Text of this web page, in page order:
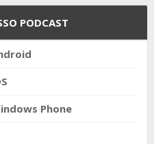
PODCAST
Phone